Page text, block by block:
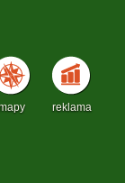
reklama